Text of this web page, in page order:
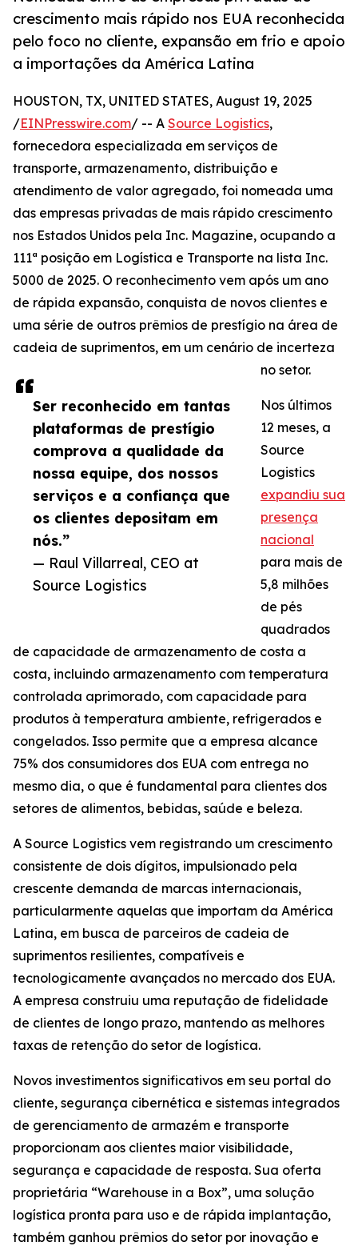
crescimento mais rápido nos EUA reconhecida
pelo foco no cliente, expansão em frio e apoio
a importações da América Latina
Ser reconhecido em tantas
plataformas de prestígio
comprova a qualidade da
nossa equipe, dos nossos
serviços e a confiança que
os clientes depositam em
nós.”
— Raul Villarreal, CEO at
Source Logistics
HOUSTON, TX, UNITED STATES, August 19, 2025
/EINPresswire.com/ -- A Source Logistics,
fornecedora especializada em serviços de
transporte, armazenamento, distribuição e
atendimento de valor agregado, foi nomeada uma
das empresas privadas de mais rápido crescimento
nos Estados Unidos pela Inc. Magazine, ocupando a
111ª posição em Logística e Transporte na lista Inc.
5000 de 2025. O reconhecimento vem após um ano
de rápida expansão, conquista de novos clientes e
uma série de outros prêmios de prestígio na área de
cadeia de suprimentos, em um cenário de incerteza
no setor.
Nos últimos
12 meses, a
Source
Logistics
expandiu sua
presença
nacional
para mais de
5,8 milhões
de pés
quadrados
de capacidade de armazenamento de costa a
costa, incluindo armazenamento com temperatura
controlada aprimorado, com capacidade para
produtos à temperatura ambiente, refrigerados e
congelados. Isso permite que a empresa alcance
75% dos consumidores dos EUA com entrega no
mesmo dia, o que é fundamental para clientes dos
setores de alimentos, bebidas, saúde e beleza.
A Source Logistics vem registrando um crescimento
consistente de dois dígitos, impulsionado pela
crescente demanda de marcas internacionais,
particularmente aquelas que importam da América
Latina, em busca de parceiros de cadeia de
suprimentos resilientes, compatíveis e
tecnologicamente avançados no mercado dos EUA.
A empresa construiu uma reputação de fidelidade
de clientes de longo prazo, mantendo as melhores
taxas de retenção do setor de logística.
Novos investimentos significativos em seu portal do
cliente, segurança cibernética e sistemas integrados
de gerenciamento de armazém e transporte
proporcionam aos clientes maior visibilidade,
segurança e capacidade de resposta. Sua oferta
proprietária “Warehouse in a Box”, uma solução
logística pronta para uso e de rápida implantação,
também ganhou prêmios do setor por inovação e